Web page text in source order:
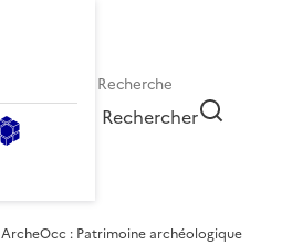
Rechercher
ArcheOcc : Patrimoine archéologique